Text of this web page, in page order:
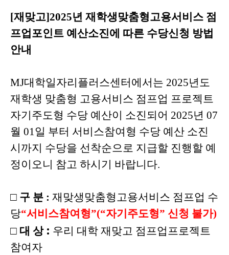
[재맞고]2025년 재학생맞춤형고용서비스 점
프업포인트 예산소진에 따른 수당신청 방법
안내
MJ대학일자리플러스센터에서는 2025년도
재학생 맞춤형 고용서비스 점프업 프로젝트
자기주도형 수당 예산이 소진되어 2025년 07
월 01일 부터 서비스참여형 수당 예산 소진
시까지 수당을 선착순으로 지급할 진행할 예
정이오니 참고 하시기 바랍니다.
□ 구 분 : 재맞생맞춤형고용서비스 점프업 수
당“서비스참여형”(“자기주도형” 신청 불가)
□ 대 상 : 우리 대학 재맞고 점프업프로젝트
참여자